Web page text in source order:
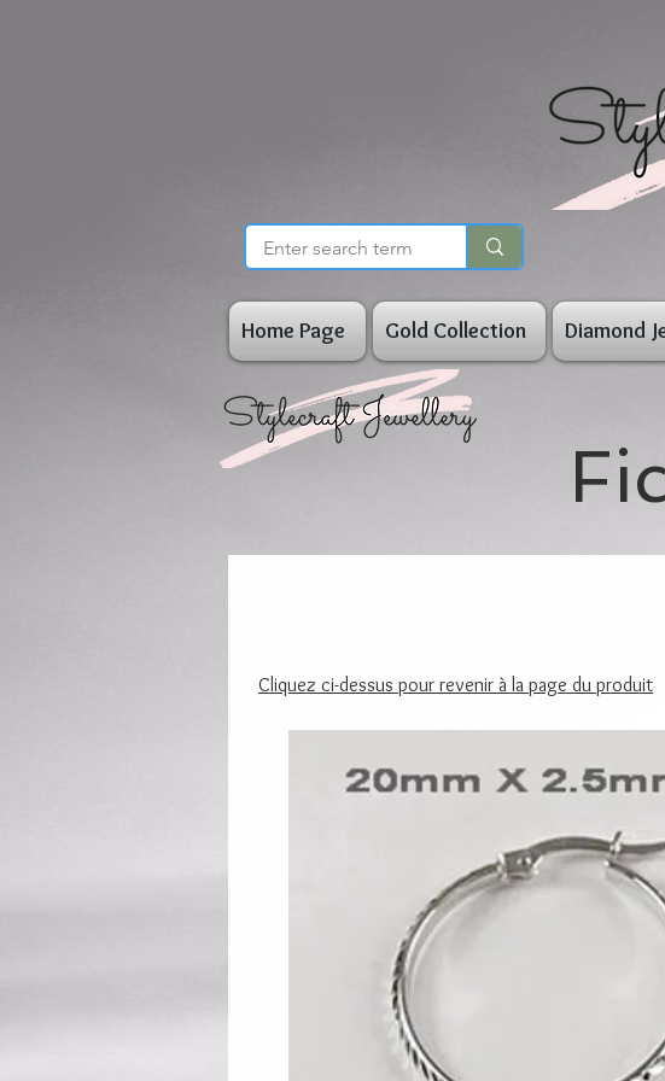
Home Page Gold Collection Diamond
Cliquez ci-dessus pour revenir à la page du produit